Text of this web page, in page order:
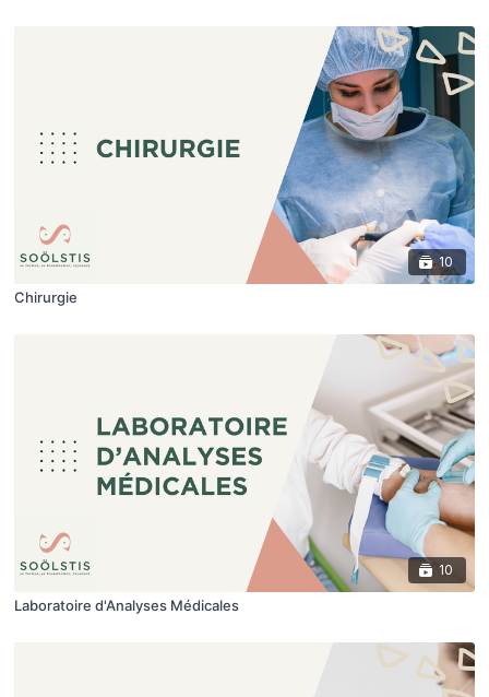
10
Chirurgie
10
Laboratoire d'Analyses Médicales